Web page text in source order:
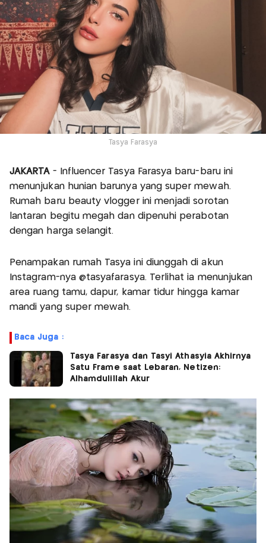
Tasya Farasya
JAKARTA - Influencer Tasya Farasya baru-baru ini
menunjukan hunian barunya yang super mewah.
Rumah baru beauty vlogger ini menjadi sorotan
lantaran begitu megah dan dipenuhi perabotan
dengan harga selangit.
Penampakan rumah Tasya ini diunggah di akun
Instagram-nya @tasyafarasya. Terlihat ia menunjukan
area ruang tamu, dapur, kamar tidur hingga kamar
mandi yang super mewah.
Baca Juga :
Tasya Farasya dan Tasyi Athasyia Akhirnya
Satu Frame saat Lebaran, Netizen:
Alhamdulillah Akur